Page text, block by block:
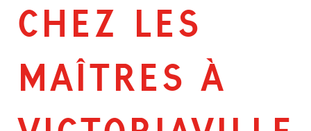
CHEZ LES
MAÎTRES À